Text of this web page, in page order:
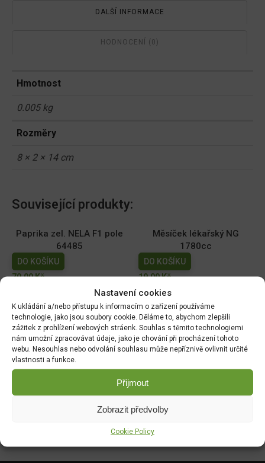
Nastavení cookies
K ukládání a/nebo přístupu k informacím o zařízení používáme
technologie, jako jsou soubory cookie. Děláme to, abychom zlepšili
zážitek z prohlížení webových stráenk. Souhlas s těmito technologiemi
nám umožní zpracovávat údaje, jako je chování při procházení tohoto
webu. Nesouhlas nebo odvolání souhlasu může nepříznivě ovlivnit určité
vlastnosti a funkce.
Přijmout
Zobrazit předvolby
Cookie Policy
DALŠÍ INFORMACE
HODNOCENÍ (0)
Hmotnost
0.005 kg
Rozměry
8 × 2 × 14 cm
Související produkty:
Paprika zel. NELA F1 pole
64485
DO KOŠÍKU
70.00Kč
Měsíček lékařský NG
1780cc
DO KOŠÍKU
19.00Kč
Dobrá semena - Kiwano -
africká okurka 10s 2257
DO KOŠÍKU
44.00Kč
Dobrá semena - Sója
Edamame - Chiba Green
10g 3972
DO KOŠÍKU
Hrách zahradní - Antony
raný velkozrnný bezlistý
Serpentine F1 2g 4080
DO KOŠÍKU